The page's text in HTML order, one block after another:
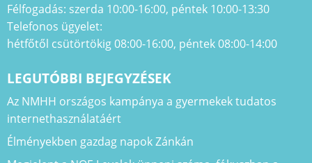
Félfogadás: szerda 10:00-16:00, péntek 10:00-13:30
Telefonos ügyelet:
hétfőtől csütörtökig 08:00-16:00, péntek 08:00-14:00
LEGUTÓBBI BEJEGYZÉSEK
Az NMHH országos kampánya a gyermekek tudatos
internethasználatáért
Élményekben gazdag napok Zánkán